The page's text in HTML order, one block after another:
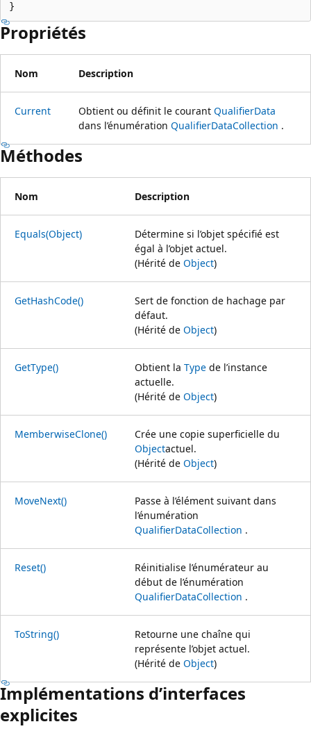
Propriétés
Nom Description
Current Obtient ou définit le courant QualifierData
dans l’énumération QualifierDataCollection .
Méthodes
Nom Description
Equals(Object)
Détermine si l’objet spécifié est
égal à l’objet actuel.
(Hérité de Object)
GetHashCode()
Sert de fonction de hachage par
défaut.
(Hérité de Object)
GetType() Obtient la Type de l’instance
actuelle.
(Hérité de Object)
MemberwiseClone()
Crée une copie superficielle du
Objectactuel.
(Hérité de Object)
MoveNext()
Passe à l’élément suivant dans
l’énumération
QualifierDataCollection .
Reset()
Réinitialise l’énumérateur au
début de l’énumération
QualifierDataCollection .
ToString()
Retourne une chaîne qui
représente l’objet actuel.
(Hérité de Object)
Implémentations d’interfaces
explicites